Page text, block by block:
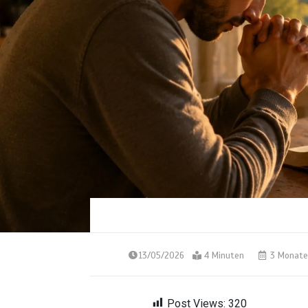
13/05/2026 4 Minuten 3
Post Views: 320